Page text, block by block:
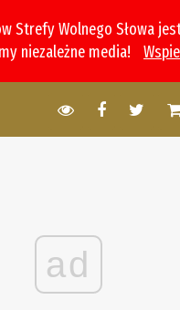
Strefy Wolnego Słowa
niezależne media!
ad